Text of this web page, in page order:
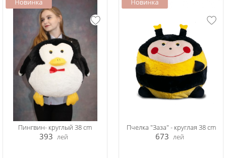
Пингвин- круглый 38 cm
393 лей
Пчелка "Заза" - круглая 38 cm
673 лей